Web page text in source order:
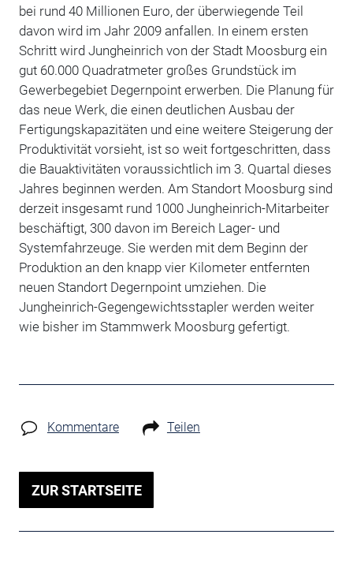
bei rund 40 Millionen Euro, der überwiegende Teil
davon wird im Jahr 2009 anfallen. In einem ersten
Schritt wird Jungheinrich von der Stadt Moosburg ein
gut 60.000 Quadratmeter großes Grundstück im
Gewerbegebiet Degernpoint erwerben. Die Planung für
das neue Werk, die einen deutlichen Ausbau der
Fertigungskapazitäten und eine weitere Steigerung der
Produktivität vorsieht, ist so weit fortgeschritten, dass
die Bauaktivitäten voraussichtlich im 3. Quartal dieses
Jahres beginnen werden. Am Standort Moosburg sind
derzeit insgesamt rund 1000 Jungheinrich-Mitarbeiter
beschäftigt, 300 davon im Bereich Lager- und
Systemfahrzeuge. Sie werden mit dem Beginn der
Produktion an den knapp vier Kilometer entfernten
neuen Standort Degernpoint umziehen. Die
Jungheinrich-Gegengewichtsstapler werden weiter
wie bisher im Stammwerk Moosburg gefertigt.
Kommentare Teilen
ZUR STARTSEITE